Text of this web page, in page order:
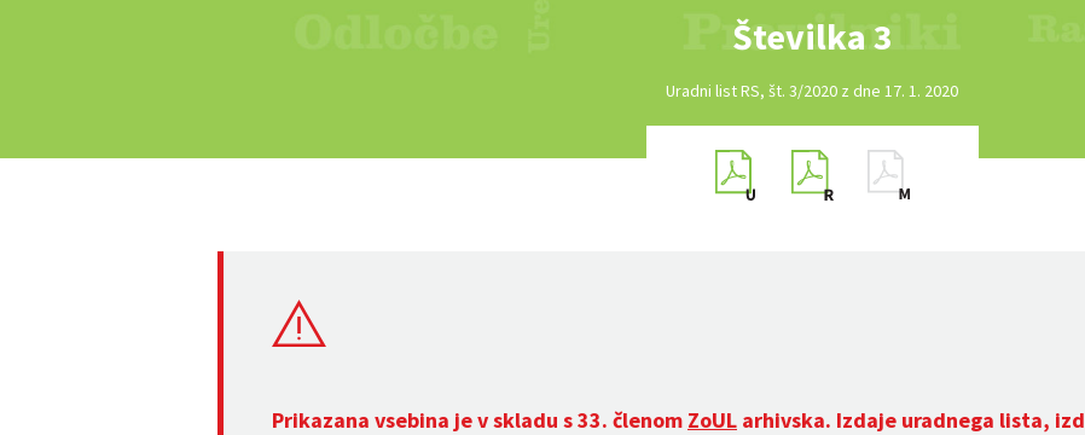
Številka 3
Uradni list RS, št. 3/2020 z dne 17. 1. 2020
Prikazana vsebina je v skladu s 33. členom ZoUL arhivska. Izdaje uradnega lista,